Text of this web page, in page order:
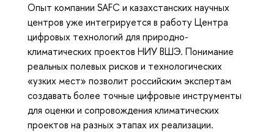
Опыт компании SAFC и казахстанских научных
центров уже интегрируется в работу Центра
цифровых технологий для природно-
климатических проектов НИУ ВШЭ. Понимание
реальных полевых рисков и технологических
«узких мест» позволит российским экспертам
создавать более точные цифровые инструменты
для оценки и сопровождения климатических
проектов на разных этапах их реализации.